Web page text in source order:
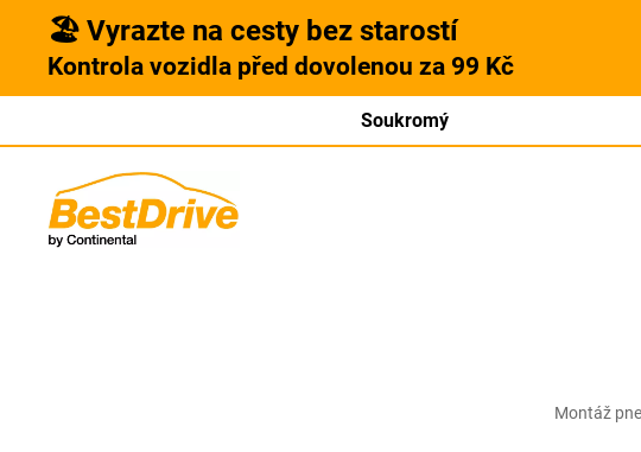
🏖️ Vyrazte na cesty bez starostí
Kontrola vozidla před dovolenou za 99 Kč
Soukromý
Montáž